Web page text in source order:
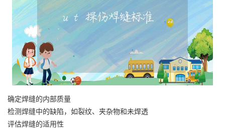
确定焊缝的内部质量
检测焊缝中的缺陷，如裂纹、夹杂物和未焊透
评估焊缝的适用性